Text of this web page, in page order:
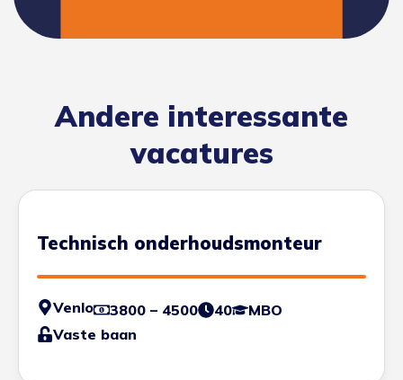
Andere interessante
vacatures
Technisch onderhoudsmonteur
Venlo 3800 – 4500 40
MBO
Vaste baan